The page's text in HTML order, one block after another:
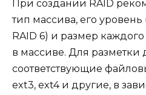
При создании RAID
тип массива, его
RAID 6) и размер
в массиве. Для разметки
соответствующие
ext3, ext4 и другие, в